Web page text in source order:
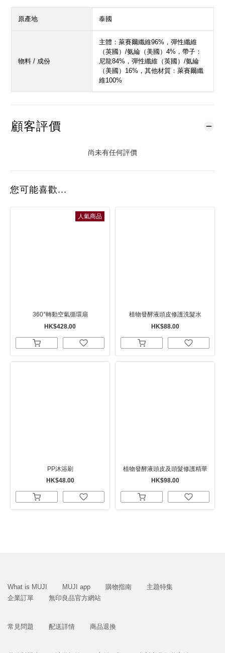
原產地 泰國
物料 / 成份
主體：萊賽爾纖維96%，彈性纖維
（英國）/氨綸（美國）4%，帶子：
尼龍84%，彈性纖維（英國）/氨綸
（美國）16%，其他材質：萊賽爾纖
維100%
顧客評價
尚未有任何評價
您可能喜歡...
人氣商品
360°轉動空氣循環扇
HK$428.00
植物發酵液頭皮修護洗髮水
HK$88.00
PP沐浴刷
HK$48.00
植物發酵液頭皮及頭髮修護精華
HK$98.00
What is MUJI MUJI app 購物指南
主題特集
企業訂單
無印良品官方網站
常見問題 配送詳情 商品退換